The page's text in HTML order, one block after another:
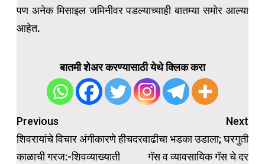
पण अनेक मिसाइल जमिनीवर पडल्याच्याही बातम्या समोर आल्या
आहेत.
बातमी शेअर करण्यासाठी येथे क्लिक करा
Post
navigation
Previous
शिवरायांचे विचार अंगीकारणे हीच
काळाची गरज:-शिवव्याख्याती
Next
दरवाढीचा भडका उडाला; घरगुती
गॅस व व्यावसायिक गॅस चे दर